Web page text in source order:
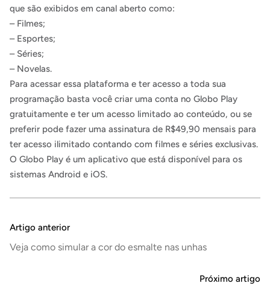
que são exibidos em canal aberto como:
– Filmes;
– Esportes;
– Séries;
– Novelas.
Para acessar essa plataforma e ter acesso a toda sua
programação basta você criar uma conta no Globo Play
gratuitamente e ter um acesso limitado ao conteúdo, ou se
preferir pode fazer uma assinatura de R$49,90 mensais para
ter acesso ilimitado contando com filmes e séries exclusivas.
O Globo Play é um aplicativo que está disponível para os
sistemas Android e iOS.
Artigo anterior
Veja como simular a cor do esmalte nas unhas
Próximo artigo